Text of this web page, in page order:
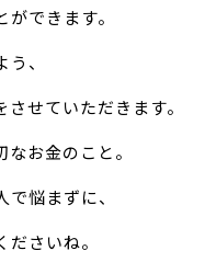
できます。
、
せていただきます。
お金のこと。
悩まずに、
さいね。